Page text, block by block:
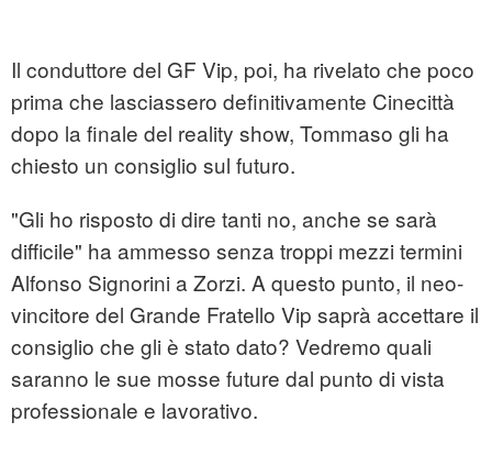
Il conduttore del GF Vip, poi, ha rivelato che poco
prima che lasciassero definitivamente Cinecittà
dopo la finale del reality show, Tommaso gli ha
chiesto un consiglio sul futuro.
"Gli ho risposto di dire tanti no, anche se sarà
difficile" ha ammesso senza troppi mezzi termini
Alfonso Signorini a Zorzi. A questo punto, il neo-
vincitore del Grande Fratello Vip saprà accettare il
consiglio che gli è stato dato? Vedremo quali
saranno le sue mosse future dal punto di vista
professionale e lavorativo.